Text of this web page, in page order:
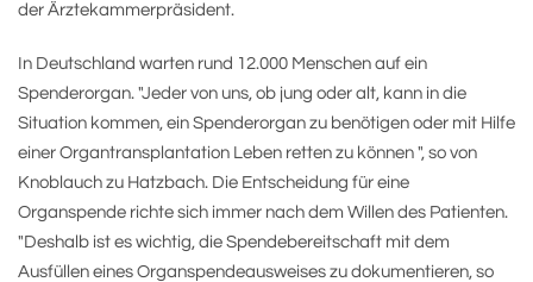
der Ärztekammerpräsident.
In Deutschland warten rund 12.000 Menschen auf ein
Spenderorgan. "Jeder von uns, ob jung oder alt, kann in die
Situation kommen, ein Spenderorgan zu benötigen oder mit Hilfe
einer Organtransplantation Leben retten zu können ", so von
Knoblauch zu Hatzbach. Die Entscheidung für eine
Organspende richte sich immer nach dem Willen des Patienten.
"Deshalb ist es wichtig, die Spendebereitschaft mit dem
Ausfüllen eines Organspendeausweises zu dokumentieren, so